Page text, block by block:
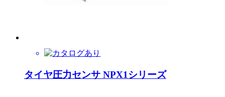
タイヤ圧力センサ NPX1シリーズ